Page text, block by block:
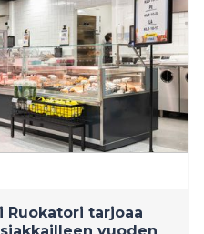
tähän toiveeseen.
Ruokatori tarjoaa
vuoden